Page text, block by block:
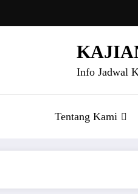
Info Jadwal
Tentang Kami